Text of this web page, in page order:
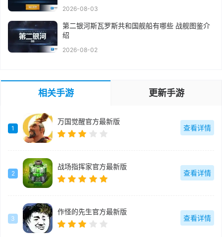
2026-08-03
第二银河斯瓦罗斯共和国舰船有哪些 战舰图鉴介
绍
2026-08-02
相关手游 更新手游
1
万国觉醒官方最新版
查看详情
2
战场指挥家官方最新版
查看详情
3
作怪的先生官方最新版
查看详情